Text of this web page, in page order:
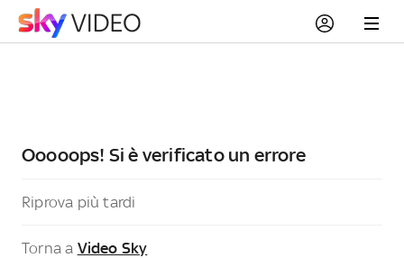
Ooooops! Si è verificato un errore
Riprova più tardi
Torna a Video Sky